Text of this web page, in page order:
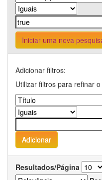
Iniciar uma nova
Adicionar filtros:
Utilizar filtros para refinar
Resultados/Página